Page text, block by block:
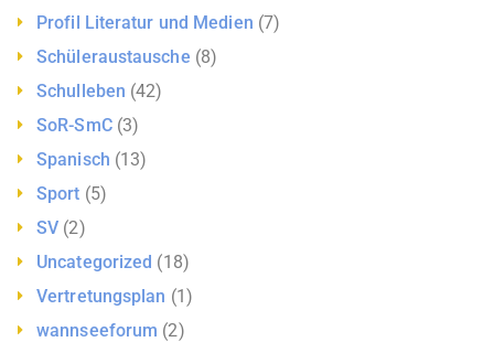
Profil Literatur und Medien (7)
Schüleraustausche (8)
Schulleben (42)
SoR-SmC(3)
Spanisch (13)
Sport (5)
SV (2)
Uncategorized (18)
Vertretungsplan (1)
wannseeforum (2)